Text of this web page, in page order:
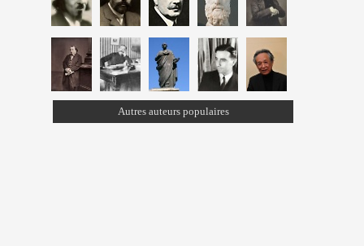
Autres auteurs populaires